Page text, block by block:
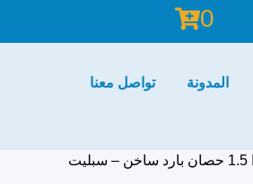
0
المدونة تواصل معنا